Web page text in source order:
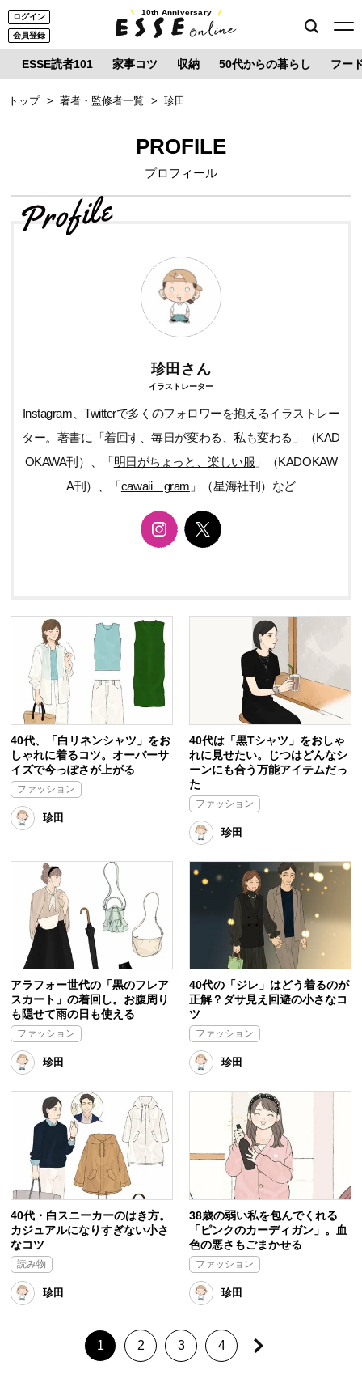
ログイン
会員登録
10th Anniversary
ESSE読者101 家事コツ 収納 50代からの暮らし フー
トップ 著者・監修者一覧 珍田
PROFILE
プロフィール
珍田さん
イラストレーター
Instagram、Twitterで多くのフォロワーを抱えるイラストレー
ター。著書に「着回す、毎日が変わる、私も変わる 」（KAD
OKAWA刊）、「明日がちょっと、楽しい服 」（KADOKAW
A刊）、「cawaii＿gram 」（星海社刊）など
40代、「白リネンシャツ」をお
しゃれに着るコツ。オーバーサ
イズで今っぽさが上がる
ファッション
珍田
40代は「黒Tシャツ」をおしゃ
れに見せたい。じつはどんなシ
ーンにも合う万能アイテムだっ
た
ファッション
珍田
アラフォー世代の「黒のフレア
スカート」の着回し。お腹周り
も隠せて雨の日も使える
ファッション
珍田
40代の「ジレ」はどう着るのが
正解？ダサ見え回避の小さなコ
ツ
ファッション
珍田
40代・白スニーカーのはき方。
カジュアルになりすぎない小さ
なコツ
読み物
珍田
38歳の弱い私を包んでくれる
「ピンクのカーディガン」。血
色の悪さもごまかせる
ファッション
珍田
1 2 3 4